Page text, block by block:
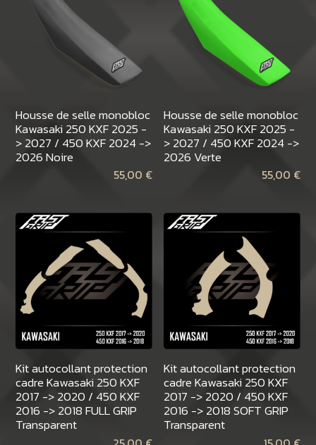
Housse de selle monobloc
Kawasaki 250 KXF 2025 -
> 2027 / 450 KXF 2024 ->
2026 Noire
55,00 €
Housse de selle monobloc
Kawasaki 250 KXF 2025 -
> 2027 / 450 KXF 2024 ->
2026 Verte
55,00 €
Kit autocollant protection
cadre Kawasaki 250 KXF
2017 -> 2020 / 450 KXF
2016 -> 2018 FULL GRIP
Transparent
Kit autocollant protection
cadre Kawasaki 250 KXF
2017 -> 2020 / 450 KXF
2016 -> 2018 SOFT GRIP
Transparent